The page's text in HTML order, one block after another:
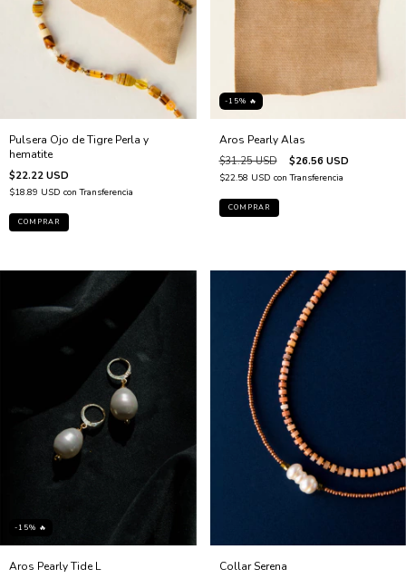
Pulsera Ojo de Tigre Perla y
hematite
$22.22 USD
$18.89 USD con Transferencia
-15% 🔥
Aros Pearly Alas
$31.25 USD $26.56 USD
$22.58 USD con Transferencia
-15% 🔥
Aros Pearly Tide L Collar Serena